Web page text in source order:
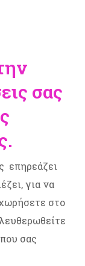
σας
επηρεάζει
για να
στο
σας